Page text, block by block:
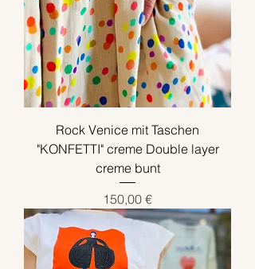
Rock Venice mit Taschen
"KONFETTI" creme Double layer
creme bunt
Preis
150,00 €